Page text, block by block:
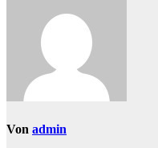
Von admin